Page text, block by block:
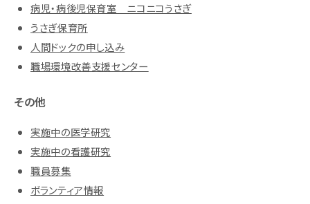
病児・病後児保育室 ニコニコうさぎ
うさぎ保育所
人間ドックの申し込み
職場環境改善支援センター
その他
実施中の医学研究
実施中の看護研究
職員募集
ボランティア情報